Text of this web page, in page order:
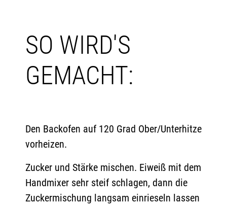
SO WIRD'S
GEMACHT:
Den Backofen auf 120 Grad Ober/Unterhitze
vorheizen.
Zucker und Stärke mischen. Eiweiß mit dem
Handmixer sehr steif schlagen, dann die
Zuckermischung langsam einrieseln lassen